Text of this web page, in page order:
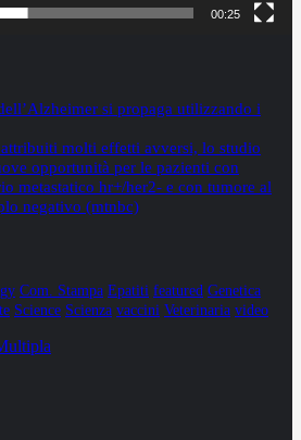
00:25
si propaga utilizzando i
molti effetti avversi, lo studio
opportunità per le pazienti con
metastatico hr+/her2- e con tumore al
negativo (mtnbc)
Com. Stampa Epatiti featured Genetica
Science Scienza vaccini Veterinaria video